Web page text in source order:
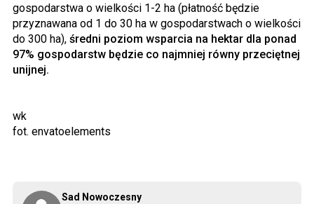
Sad Nowoczesny
gospodarstwa o wielkości 1-2 ha (płatność będzie
przyznawana od 1 do 30 ha w gospodarstwach o wielkości
do 300 ha), średni poziom wsparcia na hektar dla ponad
97% gospodarstw będzie co najmniej równy przeciętnej
unijnej.
wk
fot. envatoelements